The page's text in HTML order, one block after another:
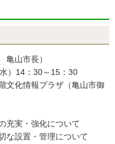
亀山市長）
14：30～15：30
化情報プラザ（亀山市御
実・強化について
設置・管理について